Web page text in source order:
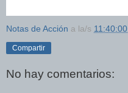
Notas de Acción a la/s 11:40:00
Compartir
No hay comentarios: